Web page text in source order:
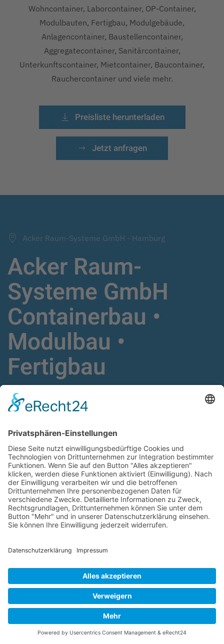
Wohncontainer, Laborcontainer, OP-Container,
Modulbauten, Fertigbau, Modulgebäude,
Anlagencontainer, Baustellencontainer,
Aggregatecontainer, Sanitärcontainer,
Unterkunftscontainer, Mietcontainer, Baucontainer,
Rauchercontainer und viele mehr.
Preisliste herunterladen
Jetzt anfragen
Acker Raum-Systeme GmbH - Hamburg
Acker Raum-
Systeme GmbH
Containerbau •
Modulbau •
Fertigbau
Schlüsselfertige Gebäudelösungen,
Fertigbau,
Modulgebäude und Containerseit
1992
Kontakt
Acker Raum-Systeme GmbH
Ludwig-Erhard-Straße 18